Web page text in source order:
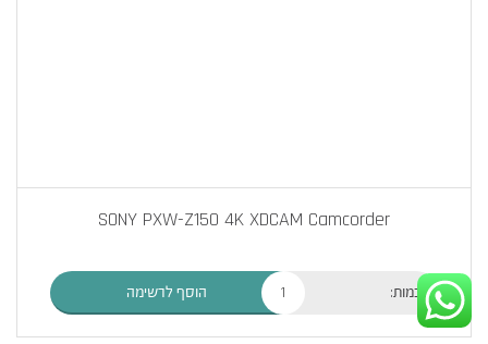
SONY PXW-Z150 4K XDCAM Camcorder
כמות: הוסף לרשימה